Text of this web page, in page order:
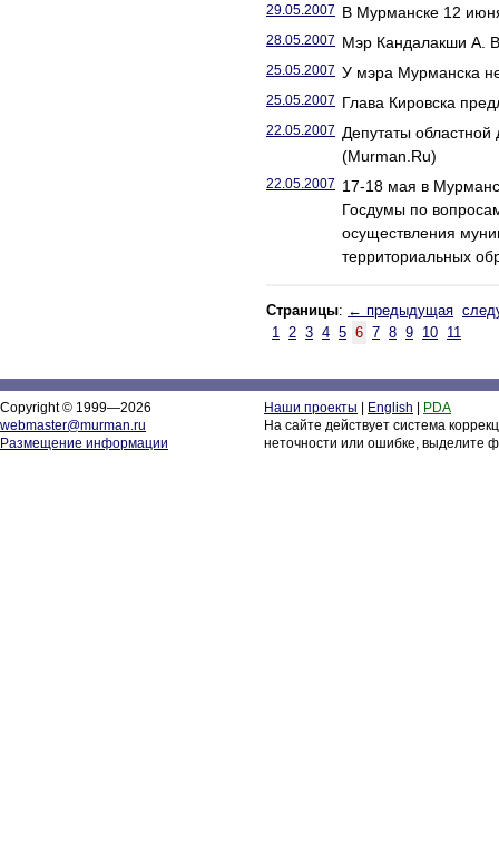
29.05.2007 В Мурманске 12
28.05.2007 Мэр Кандалакши А.
25.05.2007 У мэра Мурманска
25.05.2007 Глава Кировска
22.05.2007 Депутаты
(Murman.Ru)
22.05.2007 17-18 мая в
Госдумы по
осуществления
территориальных
Страницы: ← предыдущая
1 2 3 4 5 6 7 8 9 10 11
Copyright © 1999—2026
webmaster@murman.ru
Размещение информации
Наши проекты English
PDA
На сайте действует система
неточности или ошибке, выделите